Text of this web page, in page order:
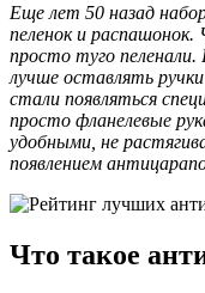
Еще лет 50 назад
пеленок и распашонок.
просто туго
лучше оставлять
стали появляться
просто фланелевые
удобными, не
появлением
Что такое